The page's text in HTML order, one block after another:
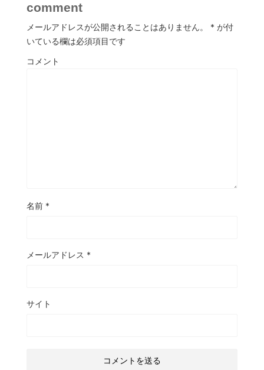
comment
メールアドレスが公開されることはありません。 * が付
いている欄は必須項目です
コメント
名前 *
メールアドレス *
サイト